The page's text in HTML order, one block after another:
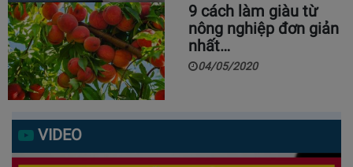
9 cách làm giàu từ
nông nghiệp đơn giản
nhất…
04/05/2020
VIDEO